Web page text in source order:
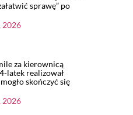
sprawę” po
2026
za kierownicą
latek realizował
skończyć się
2026